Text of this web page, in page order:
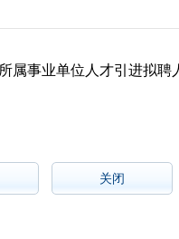
属事业单位人才引进拟聘
关闭